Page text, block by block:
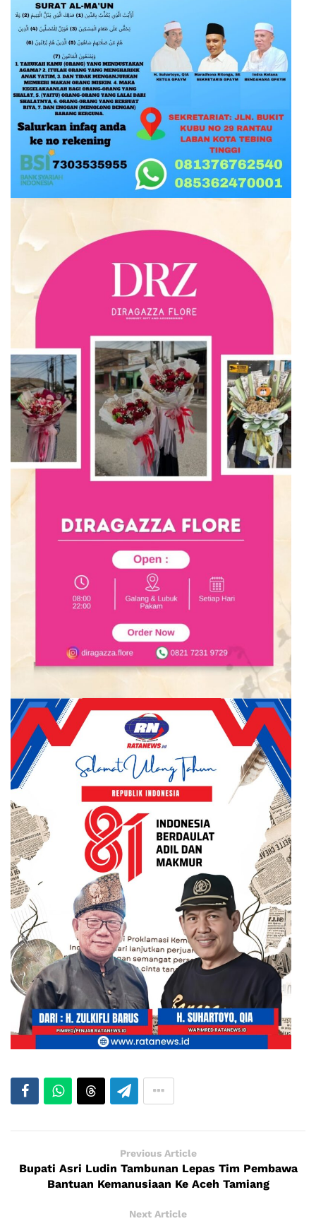
Previous Article
Bupati Asri Ludin Tambunan Lepas Tim Pembawa
Bantuan Kemanusiaan Ke Aceh Tamiang
Next Article